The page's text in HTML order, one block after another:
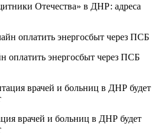
Отечества» в ДНР: адреса
оплатить энергосбыт через ПСБ
врачей и больниц в ДНР будет